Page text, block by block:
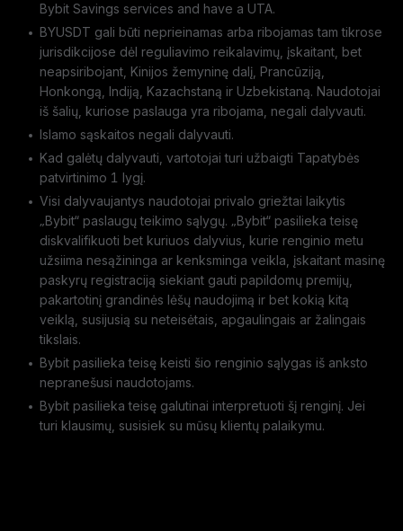
Bybit Savings services and have a UTA.
BYUSDT gali būti neprieinamas arba ribojamas tam tikrose
jurisdikcijose dėl reguliavimo reikalavimų, įskaitant, bet
neapsiribojant, Kinijos žemyninę dalį, Prancūziją,
Honkongą, Indiją, Kazachstaną ir Uzbekistaną. Naudotojai
iš šalių, kuriose paslauga yra ribojama, negali dalyvauti.
Islamo sąskaitos negali dalyvauti.
Kad galėtų dalyvauti, vartotojai turi užbaigti Tapatybės
patvirtinimo 1 lygį.
Visi dalyvaujantys naudotojai privalo griežtai laikytis
„Bybit“ paslaugų teikimo sąlygų. „Bybit“ pasilieka teisę
diskvalifikuoti bet kuriuos dalyvius, kurie renginio metu
užsiima nesąžininga ar kenksminga veikla, įskaitant masinę
paskyrų registraciją siekiant gauti papildomų premijų,
pakartotinį grandinės lėšų naudojimą ir bet kokią kitą
veiklą, susijusią su neteisėtais, apgaulingais ar žalingais
tikslais.
Bybit pasilieka teisę keisti šio renginio sąlygas iš anksto
nepranešusi naudotojams.
Bybit pasilieka teisę galutinai interpretuoti šį renginį. Jei
turi klausimų, susisiek su mūsų klientų palaikymu.